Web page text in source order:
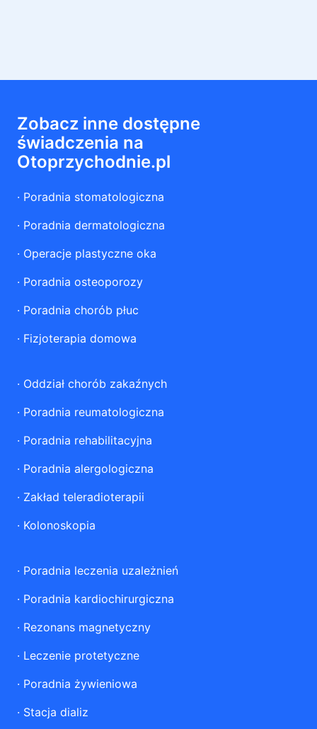
Zobacz inne dostępne
świadczenia na
Otoprzychodnie.pl
· Poradnia stomatologiczna
· Poradnia dermatologiczna
· Operacje plastyczne oka
· Poradnia osteoporozy
· Poradnia chorób płuc
· Fizjoterapia domowa
· Oddział chorób zakaźnych
· Poradnia reumatologiczna
· Poradnia rehabilitacyjna
· Poradnia alergologiczna
· Zakład teleradioterapii
· Kolonoskopia
· Poradnia leczenia uzależnień
· Poradnia kardiochirurgiczna
· Rezonans magnetyczny
· Leczenie protetyczne
· Poradnia żywieniowa
· Stacja dializ